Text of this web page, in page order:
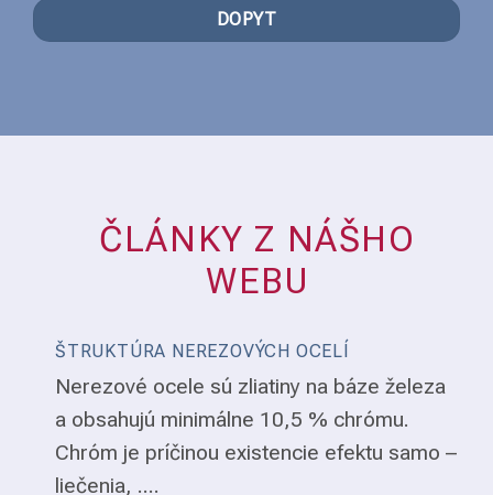
DOPYT
ČLÁNKY Z NÁŠHO
WEBU
ŠTRUKTÚRA NEREZOVÝCH OCELÍ
Nerezové ocele sú zliatiny na báze železa
a obsahujú minimálne 10,5 % chrómu.
Chróm je príčinou existencie efektu samo –
liečenia, ....